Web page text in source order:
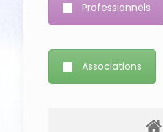
Professionnels
Associations